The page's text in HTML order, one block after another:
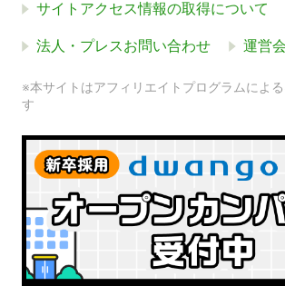
サイトアクセス情報の取得について
法人・プレスお問い合わせ 運営
※本サイトはアフィリエイトプログラムによ
す